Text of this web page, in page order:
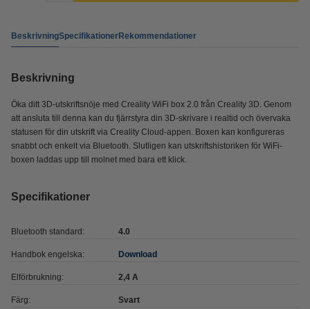
BeskrivningSpecifikationerRekommendationer
Beskrivning
Öka ditt 3D-utskriftsnöje med Creality WiFi box 2.0 från Creality 3D. Genom
att ansluta till denna kan du fjärrstyra din 3D-skrivare i realtid och övervaka
statusen för din utskrift via Creality Cloud-appen. Boxen kan konfigureras
snabbt och enkelt via Bluetooth. Slutligen kan utskriftshistoriken för WiFi-
boxen laddas upp till molnet med bara ett klick.
Specifikationer
Bluetooth standard: 4.0
Handbok engelska: Download
Elförbrukning: 2,4 A
Färg: Svart